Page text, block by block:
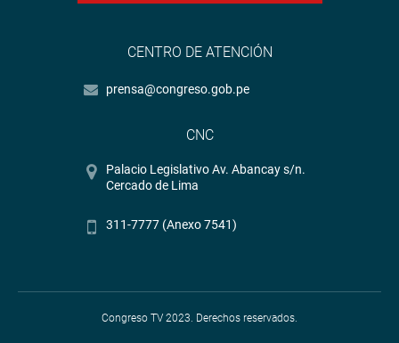
CENTRO DE ATENCIÓN
prensa@congreso.gob.pe
CNC
Palacio Legislativo Av. Abancay s/n.
Cercado de Lima
311-7777 (Anexo 7541)
Congreso TV 2023. Derechos reservados.